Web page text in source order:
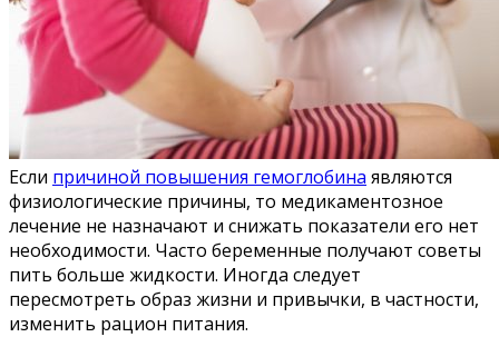
Если причиной повышения гемоглобина являются
физиологические причины, то медикаментозное
лечение не назначают и снижать показатели его нет
необходимости. Часто беременные получают советы
пить больше жидкости. Иногда следует
пересмотреть образ жизни и привычки, в частности,
изменить рацион питания.